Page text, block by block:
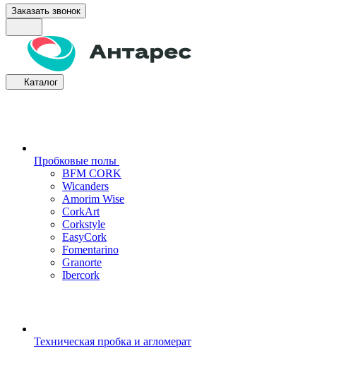
Заказать звонок
Каталог
Пробковые полы
BFM CORK
Wicanders
Amorim Wise
CorkArt
Corkstyle
EasyCork
Fomentarino
Granorte
Ibercork
Техническая пробка и агломерат